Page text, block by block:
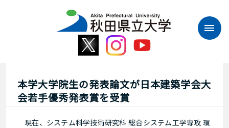
本学大学院生の発表論文が日本建築学会大
会若手優秀発表賞を受賞
現在、システム科学技術研究科 総合システム工学専攻 環